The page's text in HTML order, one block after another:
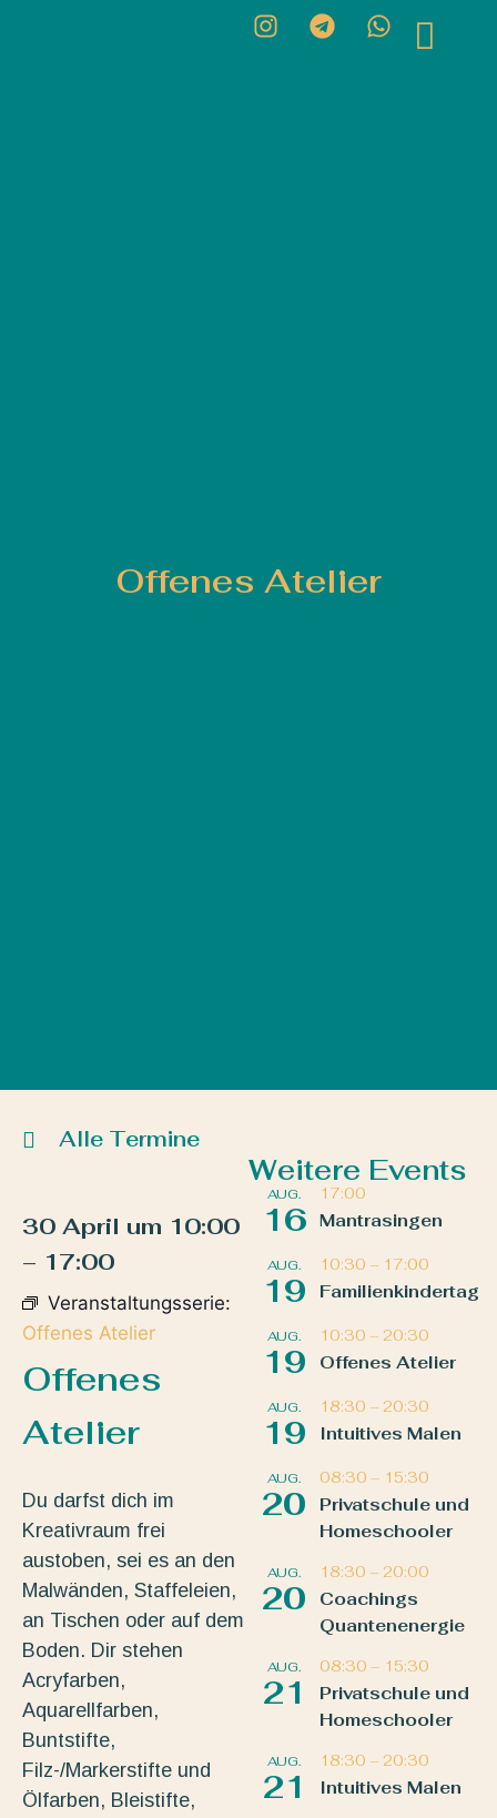
Offenes Atelier
Alle Termine
30 April um 10:00
– 17:00
Veranstaltungsserie:
Offenes Atelier
Offenes
Atelier
Du darfst dich im
Kreativraum frei
austoben, sei es an den
Malwänden, Staffeleien,
an Tischen oder auf dem
Boden. Dir stehen
Acryfarben,
Aquarellfarben,
Buntstifte,
Filz-/Markerstifte und
Ölfarben, Bleistifte,
Weitere Events
AUG.
16
17:00
Mantrasingen
AUG.
19
10:30 – 17:00
Familienkindertag
AUG.
19
10:30 – 20:30
Offenes Atelier
AUG.
19
18:30 – 20:30
Intuitives Malen
AUG.
20
08:30 – 15:30
Privatschule und
Homeschooler
AUG.
20
18:30 – 20:00
Coachings
Quantenenergie
AUG.
21
08:30 – 15:30
Privatschule und
Homeschooler
AUG.
21
18:30 – 20:30
Intuitives Malen